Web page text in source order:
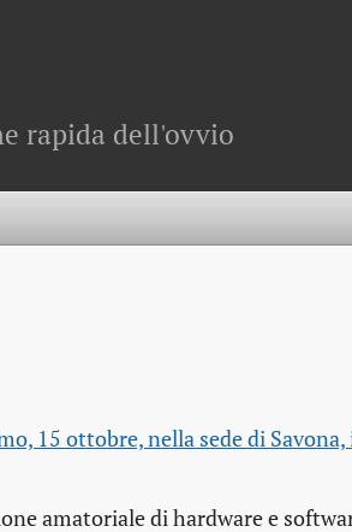
rapida dell'ovvio
15 ottobre, nella sede di
amatoriale di hardware e